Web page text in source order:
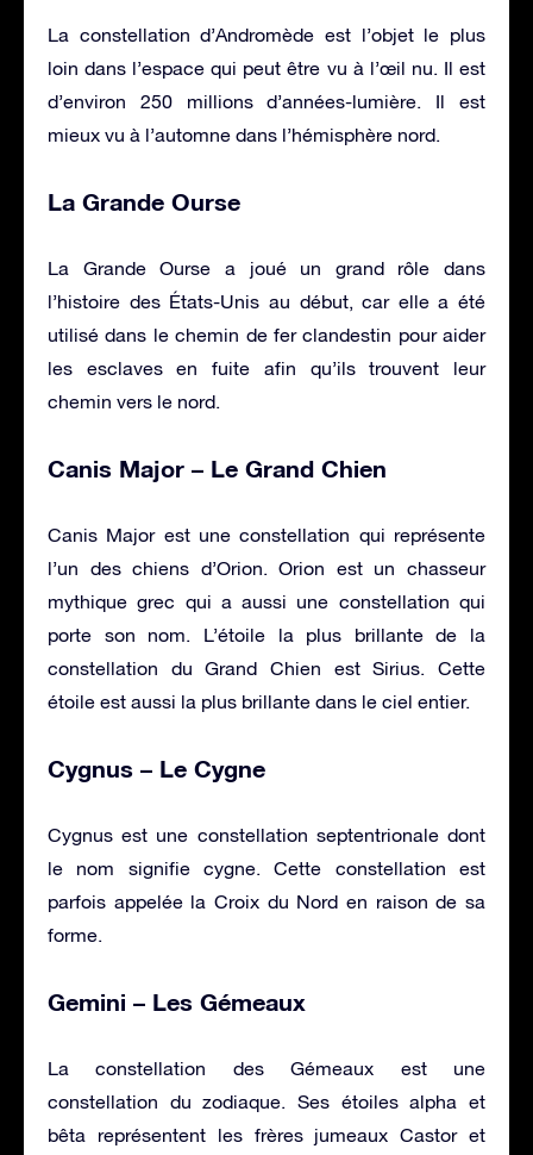
La constellation d’Andromède est l’objet le plus
loin dans l’espace qui peut être vu à l’œil nu. Il est
d’environ 250 millions d’années-lumière. Il est
mieux vu à l’automne dans l’hémisphère nord.
La Grande Ourse
La Grande Ourse a joué un grand rôle dans
l’histoire des États-Unis au début, car elle a été
utilisé dans le chemin de fer clandestin pour aider
les esclaves en fuite afin qu’ils trouvent leur
chemin vers le nord.
Canis Major – Le Grand Chien
Canis Major est une constellation qui représente
l’un des chiens d’Orion. Orion est un chasseur
mythique grec qui a aussi une constellation qui
porte son nom. L’étoile la plus brillante de la
constellation du Grand Chien est Sirius. Cette
étoile est aussi la plus brillante dans le ciel entier.
Cygnus – Le Cygne
Cygnus est une constellation septentrionale dont
le nom signifie cygne. Cette constellation est
parfois appelée la Croix du Nord en raison de sa
forme.
Gemini – Les Gémeaux
La constellation des Gémeaux est une
constellation du zodiaque. Ses étoiles alpha et
bêta représentent les frères jumeaux Castor et